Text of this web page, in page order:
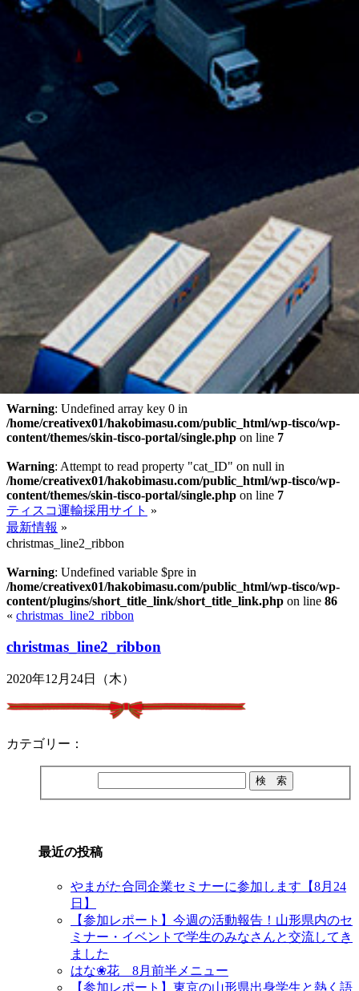
Warning: Undefined array key 0 in
/home/creativex01/hakobimasu.com/public_html/wp-tisco/wp-
content/themes/skin-tisco-portal/single.php on line 7
Warning: Attempt to read property "cat_ID" on null in
/home/creativex01/hakobimasu.com/public_html/wp-tisco/wp-
content/themes/skin-tisco-portal/single.php on line 7
ティスコ運輸採用サイト »
最新情報 »
christmas_line2_ribbon
Warning: Undefined variable $pre in
/home/creativex01/hakobimasu.com/public_html/wp-tisco/wp-
content/plugins/short_title_link/short_title_link.php on line 86
« christmas_line2_ribbon
christmas_line2_ribbon
2020年12月24日（木）
カテゴリー：
最近の投稿
やまがた合同企業セミナーに参加します【8月24
日】
【参加レポート】今週の活動報告！山形県内のセ
ミナー・イベントで学生のみなさんと交流してき
ました
はな❀花 8月前半メニュー
【参加レポート】東京の山形県出身学生と熱く語